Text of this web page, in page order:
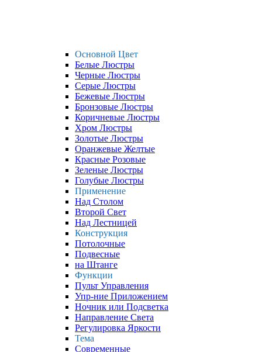
Основной Цвет
Белые Люстры
Черные Люстры
Серые Люстры
Бежевые Люстры
Бронзовые Люстры
Коричневые Люстры
Хром Люстры
Золотые Люстры
Оранжевые Желтые
Красные Розовые
Зеленые Люстры
Голубые Люстры
Применение
Над Столом
Второй Свет
Над Лестницей
Конструкция
Потолочные
Подвесные
на Штанге
Функции
Пульт Управления
Упр-ние Приложением
Ночник или Подсветка
Направление Света
Регулировка Яркости
Тема
Современные